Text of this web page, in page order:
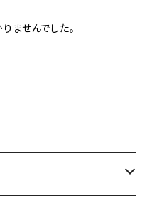
ませんでした。